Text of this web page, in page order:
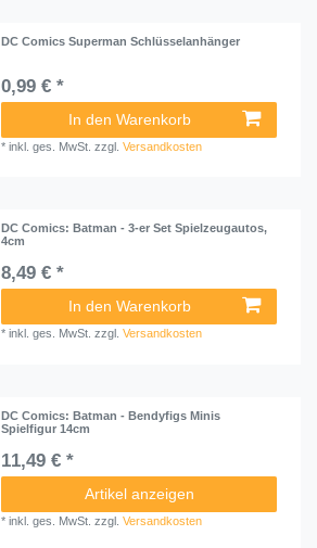
DC Comics Superman Schlüsselanhänger
0,99 € *
In den Warenkorb
*inkl. ges. MwSt. zzgl.Versandkosten
DC Comics: Batman - 3-er Set Spielzeugautos,
4cm
8,49 € *
In den Warenkorb
*inkl. ges. MwSt. zzgl.Versandkosten
DC Comics: Batman - Bendyfigs Minis
Spielfigur 14cm
11,49 € *
Artikel anzeigen
*inkl. ges. MwSt. zzgl.Versandkosten